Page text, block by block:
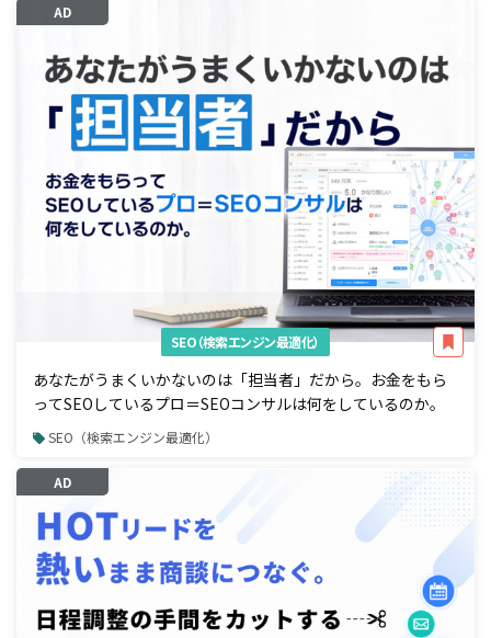
AD
SEO（検索エンジン最適化）
あなたがうまくいかないのは「担当者」だから。お金をもら
ってSEOしているプロ＝SEOコンサルは何をしているのか。
SEO（検索エンジン最適化）
AD